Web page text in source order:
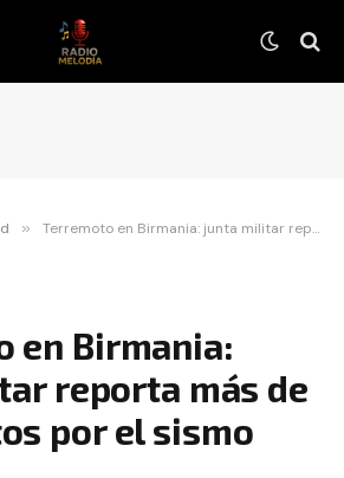
» Terremoto en Birmania: junta militar reporta más de mil muertos por el sismo
en Birmania:
reporta más de
por el sismo